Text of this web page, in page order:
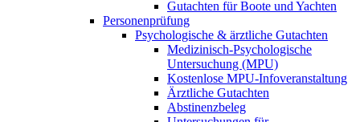
Gutachten für Boote und Yachten
Personenprüfung
Psychologische & ärztliche Gutachten
Medizinisch-Psychologische
Untersuchung (MPU)
Kostenlose MPU-Infoveranstaltung
Ärztliche Gutachten
Abstinenzbeleg